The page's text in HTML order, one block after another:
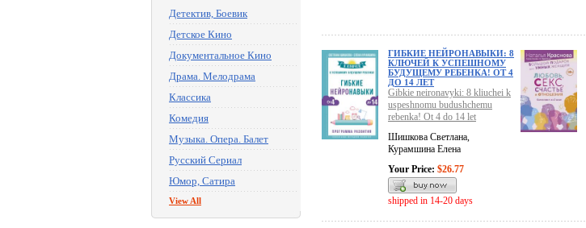
Детектив, Боевик
Детское Кино
Документальное Кино
Драма. Мелодрама
Классика
Комедия
Музыка. Опера. Балет
Русский Сериал
Юмор, Сатира
View All
ГИБКИЕ НЕЙРОНАВЫКИ: 8
КЛЮЧЕЙ К УСПЕШНОМУ
БУДУЩЕМУ РЕБЕНКА! ОТ 4
ДО 14 ЛЕТ
Gibkie neironavyki: 8 kliuchei k
uspeshnomu budushchemu
rebenka! Ot 4 do 14 let
Шишкова Светлана,
Курамшина Елена
Your Price: $26.77
shipped in 14-20 days